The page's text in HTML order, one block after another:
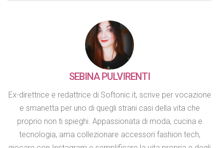
SEBINA PULVIRENTI
Ex-direttrice e redattrice di Softonic.it, scrive per vocazione
e smanetta per uno di quegli strani casi della vita che
proprio non ti spieghi. Appassionata di moda, cucina e
tecnologia, ama collezionare accessori fashion tech,